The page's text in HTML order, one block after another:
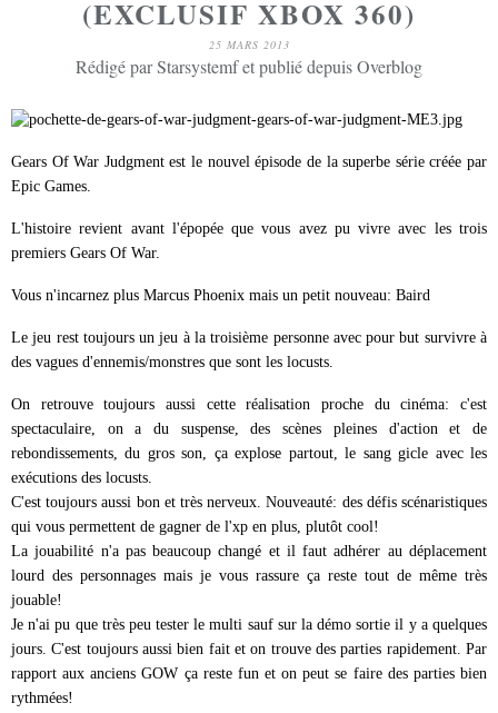
(EXCLUSIF XBOX 360)
25 MARS 2013
Rédigé par Starsystemf et publié depuis Overblog
Gears Of War Judgment est le nouvel épisode de la superbe série créée par
Epic Games.
L'histoire revient avant l'épopée que vous avez pu vivre avec les trois
premiers Gears Of War.
Vous n'incarnez plus Marcus Phoenix mais un petit nouveau: Baird
Le jeu rest toujours un jeu à la troisième personne avec pour but survivre à
des vagues d'ennemis/monstres que sont les locusts.
On retrouve toujours aussi cette réalisation proche du cinéma: c'est
spectaculaire, on a du suspense, des scènes pleines d'action et de
rebondissements, du gros son, ça explose partout, le sang gicle avec les
exécutions des locusts.
C'est toujours aussi bon et très nerveux. Nouveauté: des défis scénaristiques
qui vous permettent de gagner de l'xp en plus, plutôt cool!
La jouabilité n'a pas beaucoup changé et il faut adhérer au déplacement
lourd des personnages mais je vous rassure ça reste tout de même très
jouable!
Je n'ai pu que très peu tester le multi sauf sur la démo sortie il y a quelques
jours. C'est toujours aussi bien fait et on trouve des parties rapidement. Par
rapport aux anciens GOW ça reste fun et on peut se faire des parties bien
rythmées!